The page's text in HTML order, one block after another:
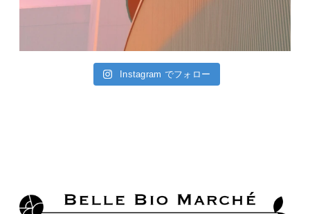
Instagram でフォロー